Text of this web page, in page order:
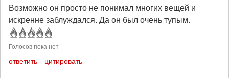
Возможно он просто не понимал многих вещей и
искренне заблуждался. Да он был очень тупым.
Голосов пока нет
ответить цитировать